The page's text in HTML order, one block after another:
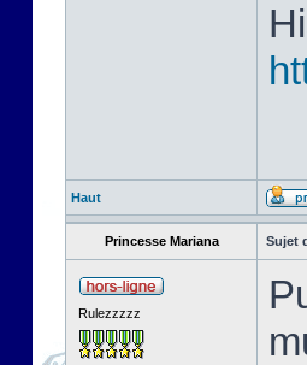
Haut
Princesse Mariana Sujet
Rulezzzzz